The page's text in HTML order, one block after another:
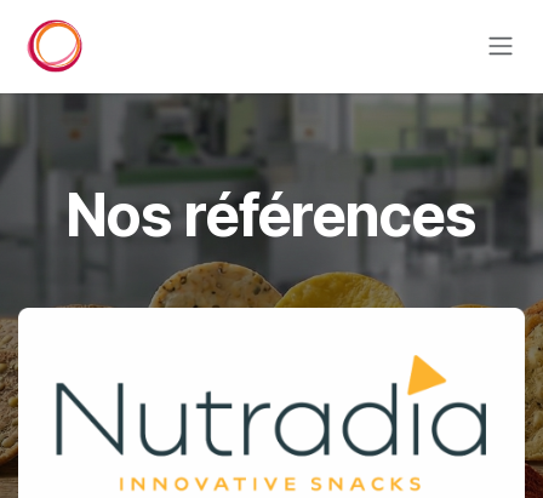
Nos références